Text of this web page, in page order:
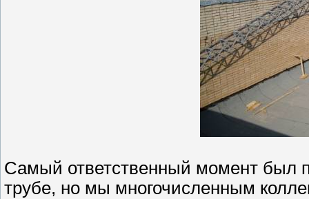
Самый ответственный момент был
трубе, но мы многочисленным